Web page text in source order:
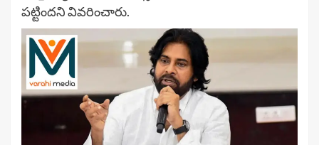
పట్టిందని వివరించారు.